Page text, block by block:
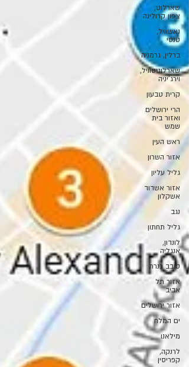
שארלוט,
צפון קרולינה
נאשוויל,
טנסי
ברלין, גרמניה
שארלוטסוויל,
וירג'יניה
קרית טבעון
הרי ירושלים
ואזור בית
שמש
ראש העין
אזור השרון
גליל עליון
אזור אשדוד
אשקלון
נגב
גליל תחתון
לונדון,
אנגליה
סובב כנרת
אזור תל
אביב
אזור ירושלים
ים המלח
מילאנו
לרנקה,
קפריסין